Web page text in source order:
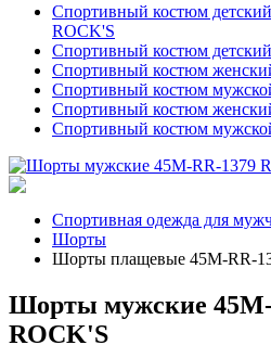
Спортивный костюм
ROCK'S
Спортивный костюм
Спортивный костюм
Спортивный костюм
Спортивный костюм
Спортивный костюм
Спортивная одежда для
Шорты
Шорты плащевые 45M-RR-
Шорты мужские 45M-
ROCK'S